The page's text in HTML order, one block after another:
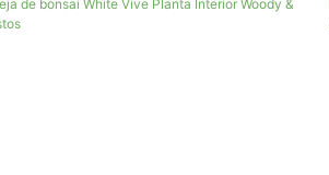
planta de la planta de flores de Aflanda